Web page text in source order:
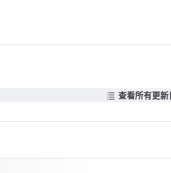
查看所有更新